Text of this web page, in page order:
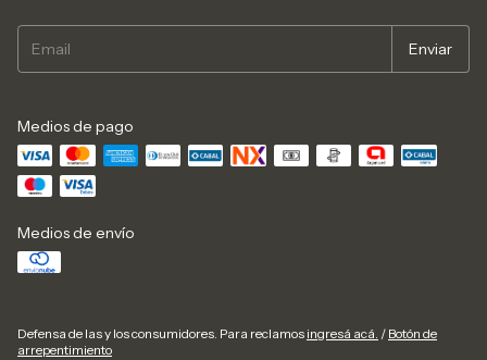
Medios de pago
Medios de envío
Defensa de las y los consumidores. Para reclamos ingresá acá. / Botón de
arrepentimiento